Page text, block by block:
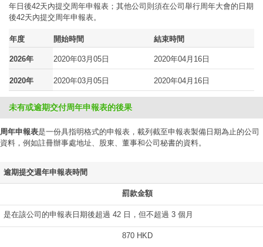
年日後42天內提交周年申報表；其他公司則須在公司舉行周年大會的日期
後42天內提交周年申報表。
年度 開始時間 結束時間
2026年 2020年03月05日 2020年04月16日
2020年 2020年03月05日 2020年04月16日
未有或逾期交付周年申報表的後果
周年申報表是一份具指明格式的申報表，載列截至申報表製備日期為止的公司
資料，例如註冊辦事處地址、股東、董事和公司秘書的資料。
逾期提交週年申報表時間
罰款金額
是在該公司的申報表日期後超過 42 日，但不超過 3 個月
870 HKD